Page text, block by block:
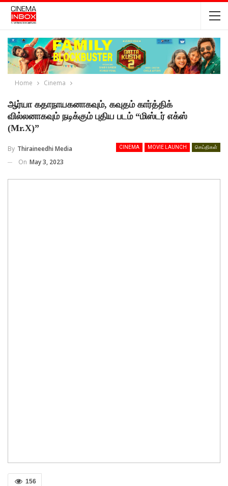
Home Cinema
ஆர்யா கதாநாயகனாகவும், கவுதம் கார்த்திக்
வில்லனாகவும் நடிக்கும் புதிய படம் “மிஸ்டர் எக்ஸ்
(Mr.X)”
CINEMA MOVIE LAUNCH செய்திகள்
By Thiraineedhi Media
On May 3, 2023
156